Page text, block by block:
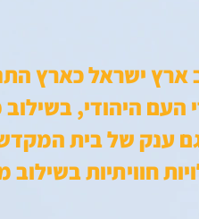
ישראל כארץ
העם היהודי,
של בית המקדש
חוויתיות